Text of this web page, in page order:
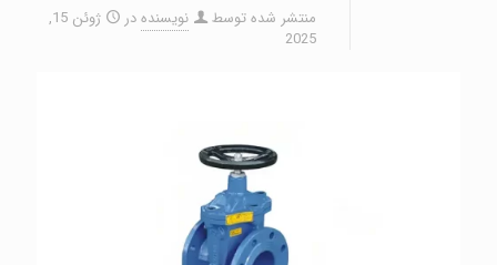
منتشر شده توسط نویسندهدر
ژوئن 15,
2025